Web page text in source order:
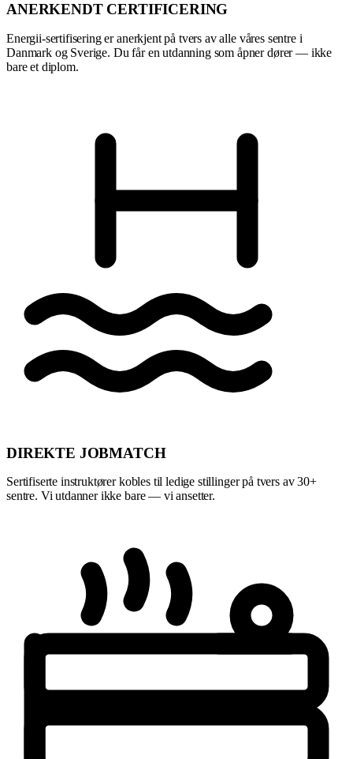
ANERKENDT CERTIFICERING
Energii-sertifisering er anerkjent på tvers av alle våres sentre i
Danmark og Sverige. Du får en utdanning som åpner dører — ikke
bare et diplom.
DIREKTE JOBMATCH
Sertifiserte instruktører kobles til ledige stillinger på tvers av 30+
sentre. Vi utdanner ikke bare — vi ansetter.